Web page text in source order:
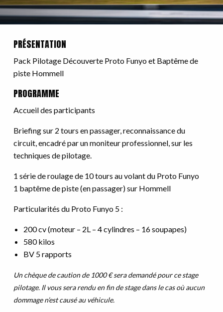
PRÉSENTATION
Pack Pilotage Découverte Proto Funyo et Baptême de
piste Hommell
PROGRAMME
Accueil des participants
Briefing sur 2 tours en passager, reconnaissance du
circuit, encadré par un moniteur professionnel, sur les
techniques de pilotage.
1 série de roulage de 10 tours au volant du Proto Funyo
1 baptême de piste (en passager) sur Hommell
Particularités du Proto Funyo 5 :
200 cv (moteur – 2L – 4 cylindres – 16 soupapes)
580 kilos
BV 5 rapports
Un chèque de caution de 1000 € sera demandé pour ce stage
pilotage. Il vous sera rendu en fin de stage dans le cas où aucun
dommage n’est causé au véhicule.